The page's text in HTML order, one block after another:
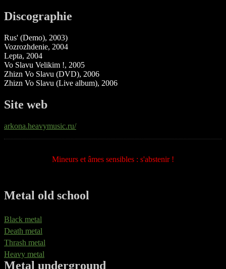
Discographie
Rus' (Demo), 2003)
Vozrozhdenie, 2004
Lepta, 2004
Vo Slavu Velikim !, 2005
Zhizn Vo Slavu (DVD), 2006
Zhizn Vo Slavu (Live album), 2006
Site web
arkona.heavymusic.ru/
Mineurs et âmes sensibles : s'abstenir !
Metal old school
Black metal
Death metal
Thrash metal
Heavy metal
Metal underground